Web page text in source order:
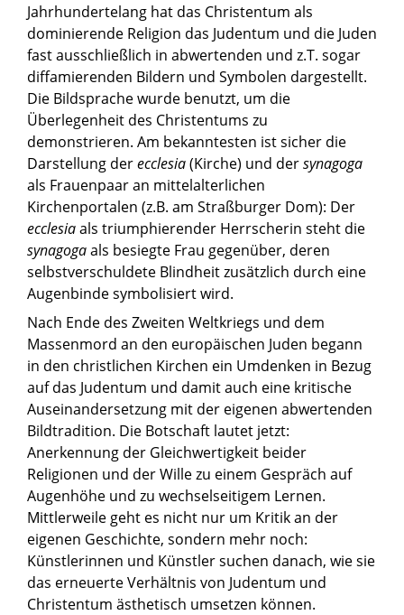
Jahrhundertelang hat das Christentum als
dominierende Religion das Judentum und die Juden
fast ausschließlich in abwertenden und z.T. sogar
diffamierenden Bildern und Symbolen dargestellt.
Die Bildsprache wurde benutzt, um die
Überlegenheit des Christentums zu
demonstrieren. Am bekanntesten ist sicher die
Darstellung derecclesia(Kirche) und dersynagoga
als Frauenpaar an mittelalterlichen
Kirchenportalen (z.B. am Straßburger Dom): Der
ecclesiaals triumphierender Herrscherin steht die
synagogaals besiegte Frau gegenüber, deren
selbstverschuldete Blindheit zusätzlich durch eine
Augenbinde symbolisiert wird.
Nach Ende des Zweiten Weltkriegs und dem
Massenmord an den europäischen Juden begann
in den christlichen Kirchen ein Umdenken in Bezug
auf das Judentum und damit auch eine kritische
Auseinandersetzung mit der eigenen abwertenden
Bildtradition. Die Botschaft lautet jetzt:
Anerkennung der Gleichwertigkeit beider
Religionen und der Wille zu einem Gespräch auf
Augenhöhe und zu wechselseitigem Lernen.
Mittlerweile geht es nicht nur um Kritik an der
eigenen Geschichte, sondern mehr noch:
Künstlerinnen und Künstler suchen danach, wie sie
das erneuerte Verhältnis von Judentum und
Christentum ästhetisch umsetzen können.